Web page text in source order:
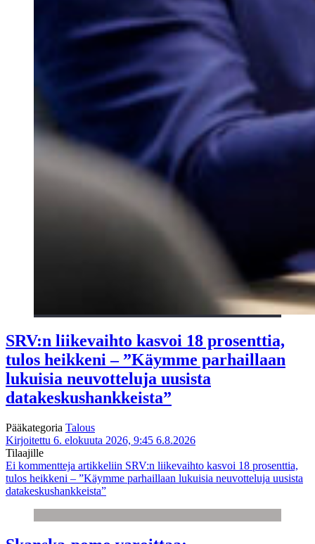
SRV:n liikevaihto kasvoi 18 prosenttia,
tulos heikkeni – ”Käymme parhaillaan
lukuisia neuvotteluja uusista
datakeskushankkeista”
Pääkategoria Talous
Kirjoitettu 6. elokuuta 2026, 9:45 6.8.2026
Tilaajille
Ei kommentteja artikkeliin SRV:n liikevaihto kasvoi 18 prosenttia,
tulos heikkeni – ”Käymme parhaillaan lukuisia neuvotteluja uusista
datakeskushankkeista”